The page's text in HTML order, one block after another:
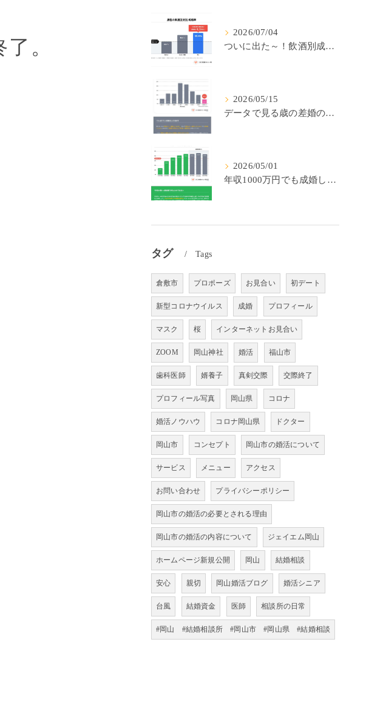
。
2026/07/04
ついに出た～！飲酒別成婚率(IBJ)！
2026/05/15
データで見る歳の差婚の確率の低さ。
2026/05/01
年収1000万円でも成婚しやすいとは限らない? 「年収帯別の成婚率」のリアル
タグ Tags
倉敷市 プロポーズ お見合い 初デート
新型コロナウイルス 成婚 プロフィール
マスク 桜 インターネットお見合い
ZOOM 岡山神社 婚活 福山市
歯科医師 婿養子 真剣交際 交際終了
プロフィール写真 岡山県 コロナ
婚活ノウハウ コロナ岡山県 ドクター
岡山市 コンセプト 岡山市の婚活について
サービス メニュー アクセス
お問い合わせ プライバシーポリシー
岡山市の婚活の必要とされる理由
岡山市の婚活の内容について ジェイエム岡山
ホームページ新規公開 岡山 結婚相談
安心 親切 岡山婚活ブログ 婚活シニア
台風 結婚資金 医師 相談所の日常
#岡山 #結婚相談所 #岡山市 #岡山県 #結婚相談